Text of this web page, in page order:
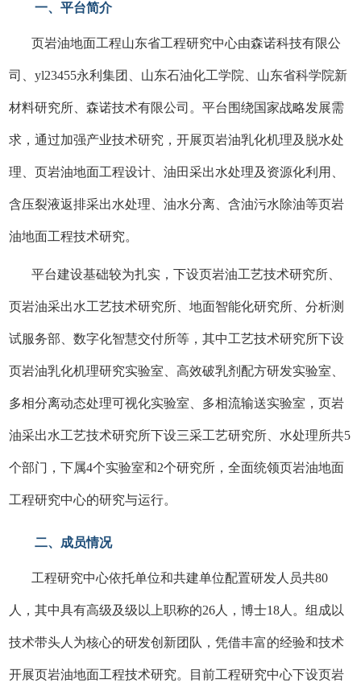
一、平台简介
页岩油地面工程山东省工程研究中心由森诺科技有限公
司、yl23455永利集团、山东石油化工学院、山东省科学院新
材料研究所、森诺技术有限公司。平台围绕国家战略发展需
求，通过加强产业技术研究，开展页岩油乳化机理及脱水处
理、页岩油地面工程设计、油田采出水处理及资源化利用、
含压裂液返排采出水处理、油水分离、含油污水除油等页岩
油地面工程技术研究。
平台建设基础较为扎实，下设页岩油工艺技术研究所、
页岩油采出水工艺技术研究所、地面智能化研究所、分析测
试服务部、数字化智慧交付所等，其中工艺技术研究所下设
页岩油乳化机理研究实验室、高效破乳剂配方研发实验室、
多相分离动态处理可视化实验室、多相流输送实验室，页岩
油采出水工艺技术研究所下设三采工艺研究所、水处理所共5
个部门，下属4个实验室和2个研究所，全面统领页岩油地面
工程研究中心的研究与运行。
二、成员情况
工程研究中心依托单位和共建单位配置研发人员共80
人，其中具有高级及级以上职称的26人，博士18人。组成以
技术带头人为核心的研发创新团队，凭借丰富的经验和技术
开展页岩油地面工程技术研究。目前工程研究中心下设页岩